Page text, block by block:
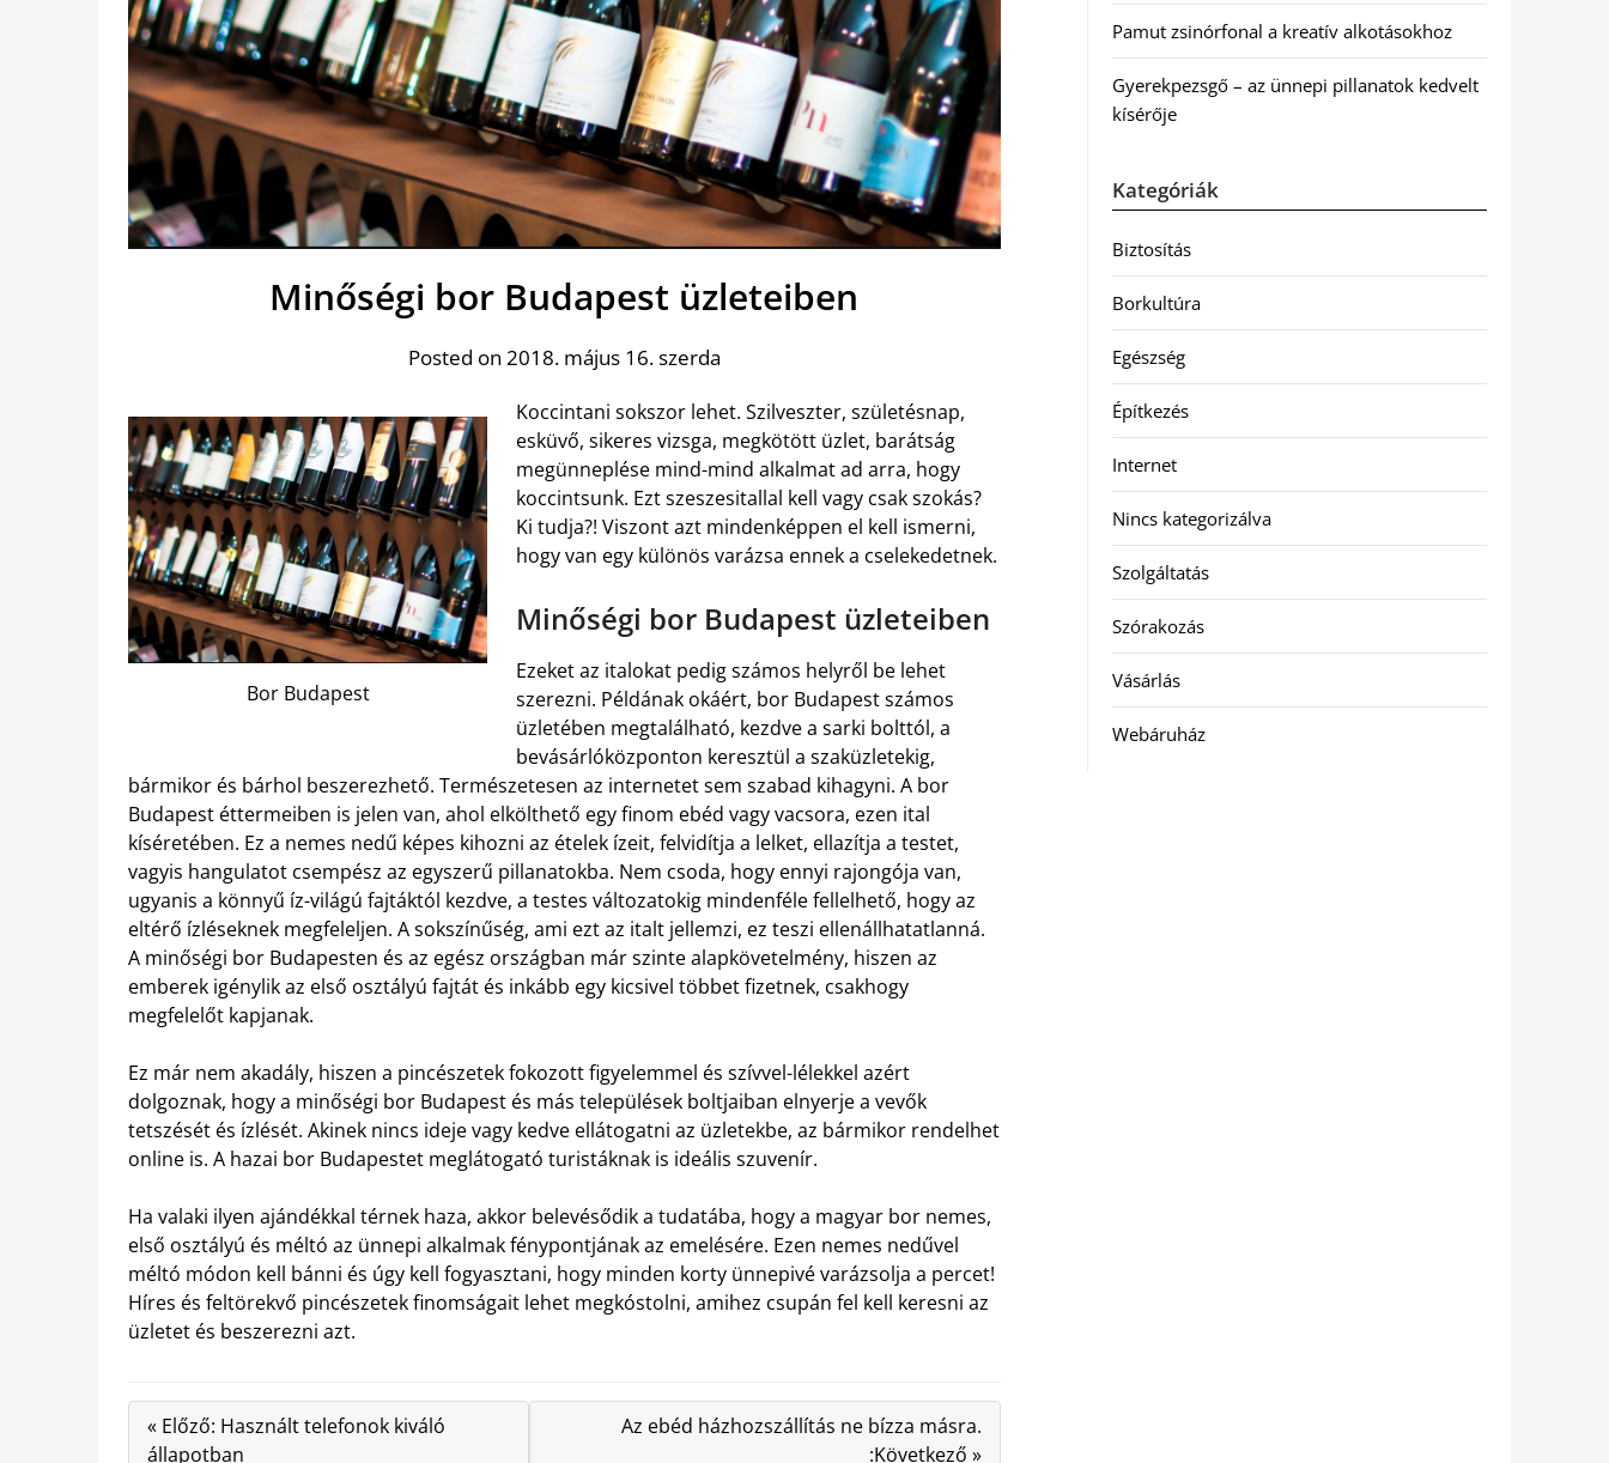
Minőségi bor Budapest üzleteiben
Posted on 2018. május 16. szerda
Bor Budapest
Koccintani sokszor lehet. Szilveszter, születésnap,
esküvő, sikeres vizsga, megkötött üzlet, barátság
megünneplése mind-mind alkalmat ad arra, hogy
koccintsunk. Ezt szeszesitallal kell vagy csak szokás?
Ki tudja?! Viszont azt mindenképpen el kell ismerni,
hogy van egy különös varázsa ennek a cselekedetnek.
Minőségi bor Budapest üzleteiben
Ezeket az italokat pedig számos helyről be lehet
szerezni. Példának okáért, bor Budapest számos
üzletében megtalálható, kezdve a sarki bolttól, a
bevásárlóközponton keresztül a szaküzletekig,
bármikor és bárhol beszerezhető. Természetesen az internetet sem szabad kihagyni. A bor
Budapest éttermeiben is jelen van, ahol elkölthető egy finom ebéd vagy vacsora, ezen ital
kíséretében. Ez a nemes nedű képes kihozni az ételek ízeit, felvidítja a lelket, ellazítja a testet,
vagyis hangulatot csempész az egyszerű pillanatokba. Nem csoda, hogy ennyi rajongója van,
ugyanis a könnyű íz-világú fajtáktól kezdve, a testes változatokig mindenféle fellelhető, hogy az
eltérő ízléseknek megfeleljen. A sokszínűség, ami ezt az italt jellemzi, ez teszi ellenállhatatlanná.
A minőségi bor Budapesten és az egész országban már szinte alapkövetelmény, hiszen az
emberek igénylik az első osztályú fajtát és inkább egy kicsivel többet fizetnek, csakhogy
megfelelőt kapjanak.
Ez már nem akadály, hiszen a pincészetek fokozott figyelemmel és szívvel-lélekkel azért
dolgoznak, hogy a minőségi bor Budapest és más települések boltjaiban elnyerje a vevők
tetszését és ízlését. Akinek nincs ideje vagy kedve ellátogatni az üzletekbe, az bármikor rendelhet
online is. A hazai bor Budapestet meglátogató turistáknak is ideális szuvenír.
Ha valaki ilyen ajándékkal térnek haza, akkor belevésődik a tudatába, hogy a magyar bor nemes,
első osztályú és méltó az ünnepi alkalmak fénypontjának az emelésére. Ezen nemes nedűvel
méltó módon kell bánni és úgy kell fogyasztani, hogy minden korty ünnepivé varázsolja a percet!
Híres és feltörekvő pincészetek finomságait lehet megkóstolni, amihez csupán fel kell keresni az
üzletet és beszerezni azt.
« Előző: Használt telefonok kiváló
állapotban
Az ebéd házhozszállítás ne bízza másra.
:Következő »
Pamut zsinórfonal a kreatív alkotásokhoz
Gyerekpezsgő – az ünnepi pillanatok kedvelt
kísérője
Kategóriák
Biztosítás
Borkultúra
Egészség
Építkezés
Internet
Nincs kategorizálva
Szolgáltatás
Szórakozás
Vásárlás
Webáruház